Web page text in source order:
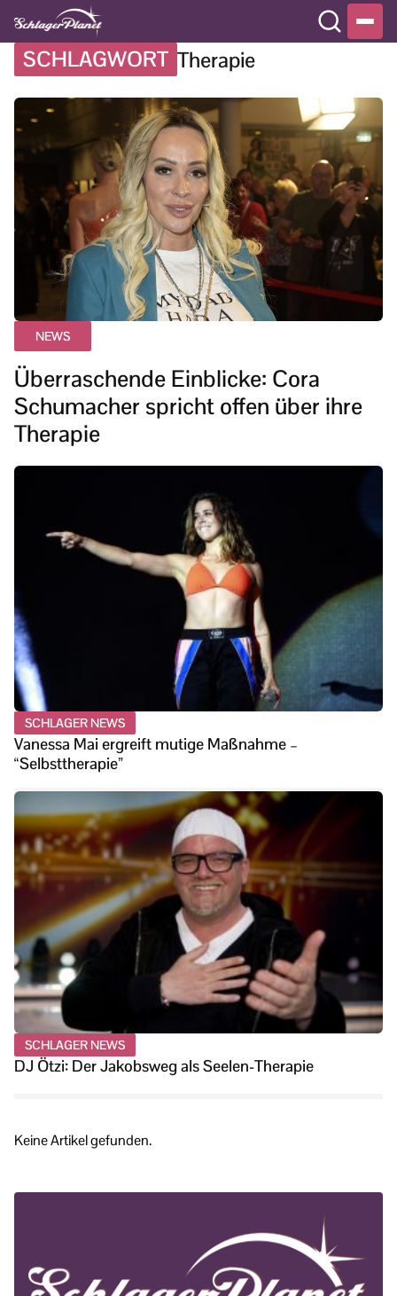
SCHLAGWORT Therapie
NEWS
Überraschende Einblicke: Cora
Schumacher spricht offen über ihre
Therapie
SCHLAGER NEWS
Vanessa Mai ergreift mutige Maßnahme –
“Selbsttherapie”
SCHLAGER NEWS
DJ Ötzi: Der Jakobsweg als Seelen-Therapie
Keine Artikel gefunden.